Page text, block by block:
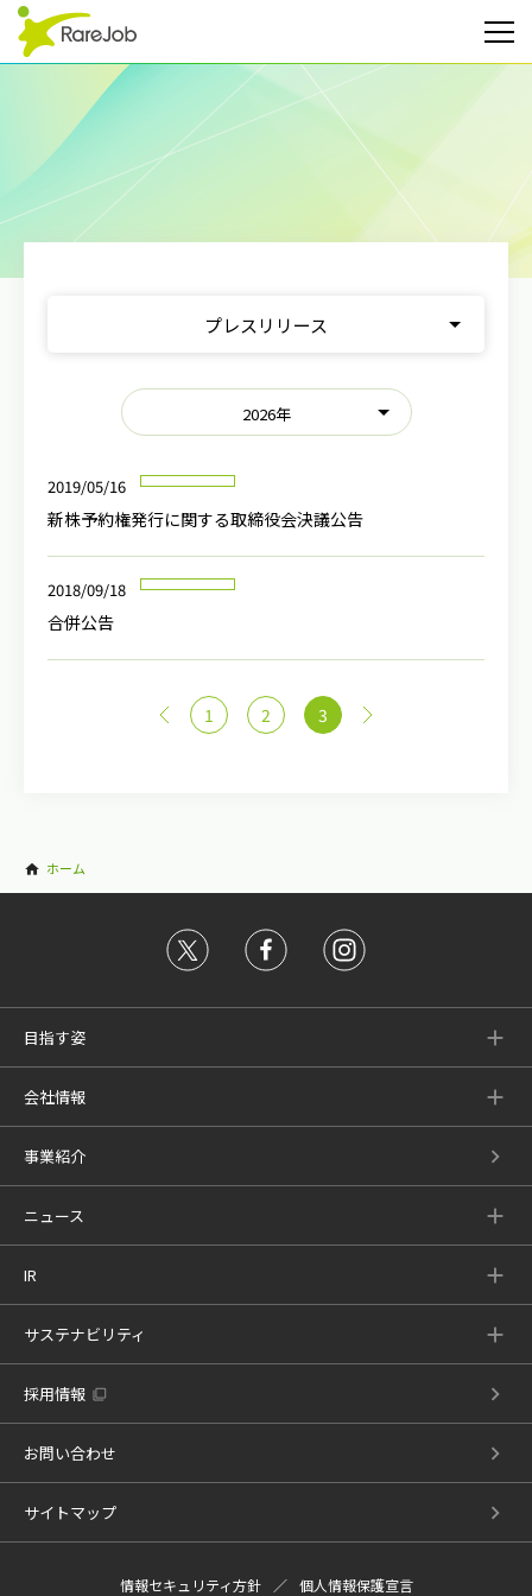
プレスリリース
メディア掲載
イベント
2026年
2019/05/16
新株予約権発行に関する取締役会決議公告
2018/09/18
合併公告
1 2 3
ホーム
目指す姿
会社情報
事業紹介
ニュース
IR
サステナビリティ
採用情報
お問い合わせ
サイトマップ
情報セキュリティ方針 個人情報保護宣言